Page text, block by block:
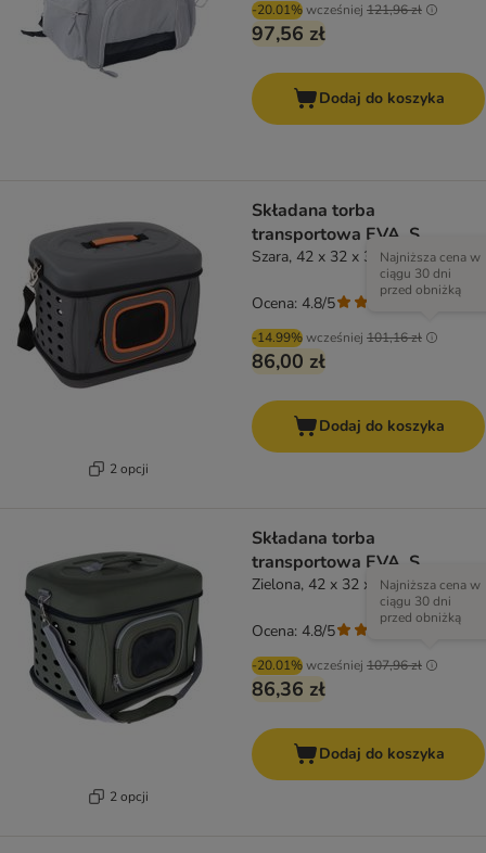
-20.01%wcześniej 121,96 zł
97,56 zł
Dodaj do koszyka
2 opcji
Składana torba
transportowa EVA, S
Szara, 42 x 32 x 30 cm
-14.99%wcześniej 101,16 zł
Najniższa cena w
ciągu 30 dni
przed obniżką
86,00 zł
Ocena: 4.8/5
Dodaj do koszyka
2 opcji
Składana torba
transportowa EVA, S
Zielona, 42 x 32 x 30 cm
-20.01%wcześniej 107,96 zł
Najniższa cena w
ciągu 30 dni
przed obniżką
86,36 zł
Ocena: 4.8/5
Dodaj do koszyka